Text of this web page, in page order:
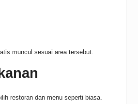
muncul sesuai area tersebut.
restoran dan menu seperti biasa.